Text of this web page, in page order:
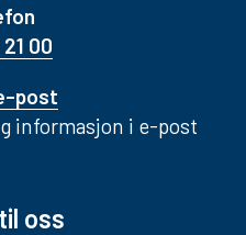
00
post
informasjon i e-post
oss